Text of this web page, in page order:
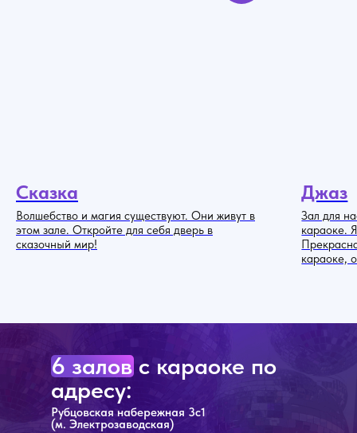
Сказка
Волшебство и магия существуют. Они живут в
этом зале. Откройте для себя дверь в
сказочный мир!
Джаз
Зал для
караоке.
караоке,
6 залов с караоке по
адресу:
Рубцовская набережная 3с1
(м. Электрозаводская)